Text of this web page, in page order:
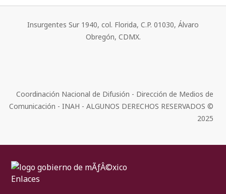
Insurgentes Sur 1940, col. Florida, C.P. 01030, Álvaro
Obregón, CDMX.
Coordinación Nacional de Difusión - Dirección de Medios de
Comunicación - INAH - ALGUNOS DERECHOS RESERVADOS ©
2025
Enlaces